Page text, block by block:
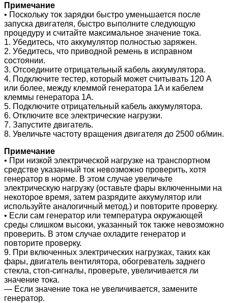
Примечание
• Поскольку ток зарядки быстро уменьшается после
запуска двигателя, быстро выполните следующую
процедуру и считайте максимальное значение тока.
1. Убедитесь, что аккумулятор полностью заряжен.
2. Убедитесь, что приводной ремень в исправном
состоянии.
3. Отсоедините отрицательный кабель аккумулятора.
4. Подключите тестер, который может считывать 120 А
или более, между клеммой генератора 1A и кабелем
клеммы генератора 1A.
5. Подключите отрицательный кабель аккумулятора.
6. Отключите все электрические нагрузки.
7. Запустите двигатель.
8. Увеличьте частоту вращения двигателя до 2500 об/мин.
Примечание
• При низкой электрической нагрузке на транспортном
средстве указанный ток невозможно проверить, хотя
генератор в норме. В этом случае увеличьте
электрическую нагрузку (оставьте фары включенными на
некоторое время, затем разрядите аккумулятор или
используйте аналогичный метод.) и повторите проверку.
• Если сам генератор или температура окружающей
среды слишком высоки, указанный ток также невозможно
проверить. В этом случае охладите генератор и
повторите проверку.
9. При включенных электрических нагрузках, таких как
фары, двигатель вентилятора, обогреватель заднего
стекла, стоп-сигналы, проверьте, увеличивается ли
значение тока.
― Если значение тока не увеличивается, замените
генератор.